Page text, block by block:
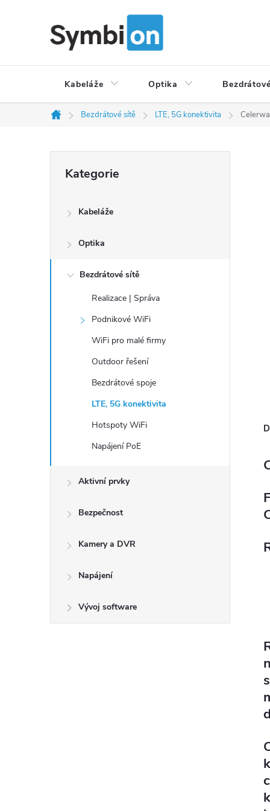
Kabeláže Optika
Domů
Bezdrátové sítě LTE, 5G konektivita
n
kategorie
Kategorie
Kabeláže
Optika
Bezdrátové sítě
Realizace | Správa
Podnikové WiFi
WiFi pro malé firmy
Outdoor řešení
Bezdrátové spoje
LTE, 5G konektivita
Hotspoty WiFi
Napájení PoE
Aktivní prvky
Bezpečnost
Kamery a DVR
Napájení
Vývoj software